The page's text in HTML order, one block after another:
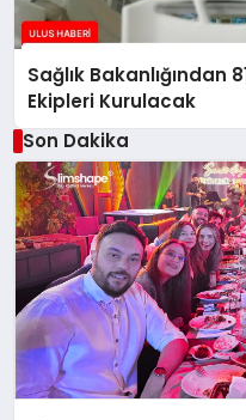
Sağlık Bakanlığından
Ekipleri Kurulacak
Son Dakika